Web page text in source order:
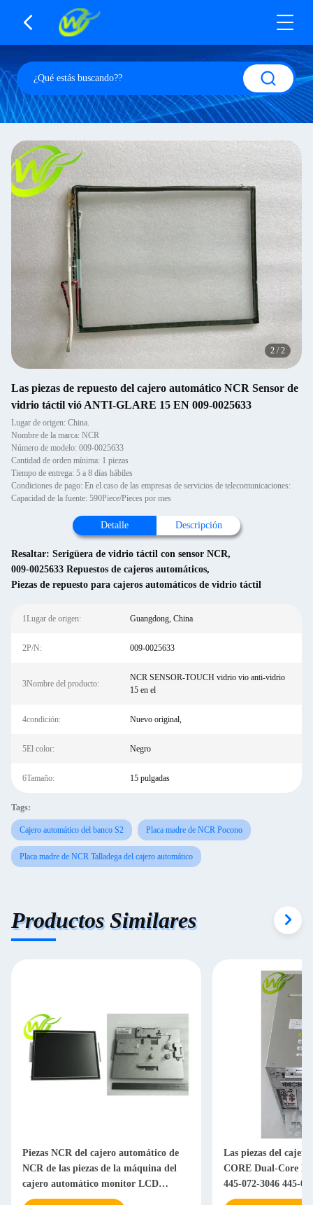
2 /2
Las piezas de repuesto del cajero automático NCR Sensor de
vidrio táctil vió ANTI-GLARE 15 EN 009-0025633
Lugar de origen: China.
Nombre de la marca: NCR
Número de modelo: 009-0025633
Cantidad de orden mínima: 1 piezas
Tiempo de entrega: 5 a 8 días hábiles
Condiciones de pago: En el caso de las empresas de servicios de telecomunicaciones:
Capacidad de la fuente: 590Piece/Pieces por mes
Detalle Descripción
Resaltar: Serigüera de vidrio táctil con sensor NCR,
009-0025633 Repuestos de cajeros automáticos,
Piezas de repuesto para cajeros automáticos de vidrio táctil
1Lugar de origen: Guangdong, China
2P/N: 009-0025633
3Nombre del producto:
NCR SENSOR-TOUCH vidrio vio anti-vidrio
15 en el
4condición: Nuevo original,
5El color: Negro
6Tamaño: 15 pulgadas
Tags:
Cajero automático del banco S2 Placa madre de NCR Pocono
Placa madre de NCR Talladega del cajero automático
Productos Similares
Piezas NCR del cajero automático de
NCR de las piezas de la máquina del
cajero automático monitor LCD
0068616350 de 15 pulgadas 006-
Las piezas del
CORE Dual-Core
445-072-3046 445-